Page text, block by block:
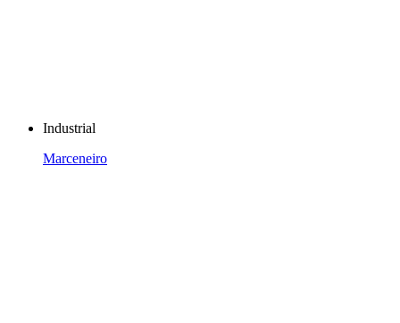
Industrial
Marceneiro